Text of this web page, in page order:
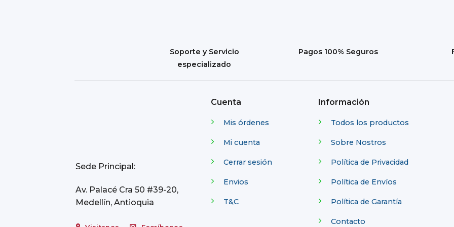
Soporte y Servicio
especializado
Pagos 100% Seguros
Sede Principal:
Av. Palacé Cra 50 #39-20,
Medellín, Antioquia
Cuenta
Mis órdenes
Mi cuenta
Cerrar sesión
Envios
T&C
Información
Todos los productos
Sobre Nostros
Política de Privacidad
Política de Envíos
Política de Garantía
Contacto